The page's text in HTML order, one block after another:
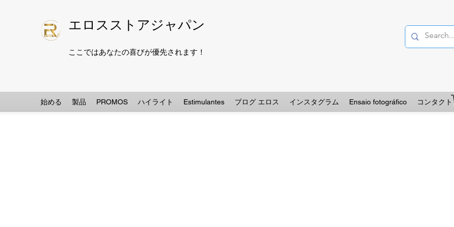
エロスストアジャパン
ここではあなたの喜びが優先されます！
始める 製品 PROMOS ハイライト Estimulantes ブログ エロス インスタグラム Ensaio fotográfico コンタクト